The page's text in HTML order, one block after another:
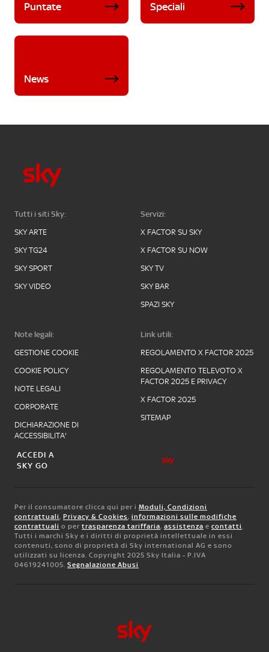
Puntate Speciali
News
Tutti i siti Sky:
SKY ARTE
SKY TG24
SKY SPORT
SKY VIDEO
Servizi:
X FACTOR SU SKY
X FACTOR SU NOW
SKY TV
SKY BAR
SPAZI SKY
Note legali:
GESTIONE COOKIE
COOKIE POLICY
NOTE LEGALI
CORPORATE
DICHIARAZIONE DI
ACCESSIBILITA'
Link utili:
REGOLAMENTO X FACTOR 2025
REGOLAMENTO TELEVOTO X
FACTOR 2025 E PRIVACY
X FACTOR 2025
SITEMAP
ACCEDI A
SKY GO
Per il consumatore clicca qui per i Moduli, Condizioni
contrattuali, Privacy & Cookies, informazioni sulle modifiche
contrattuali o per trasparenza tariffaria, assistenza e contatti.
Tutti i marchi Sky e i diritti di proprietà intellettuale in essi
contenuti, sono di proprietà di Sky international AG e sono
utilizzati su licenza. Copyright 2025 Sky Italia - P.IVA
04619241005. Segnalazione Abusi